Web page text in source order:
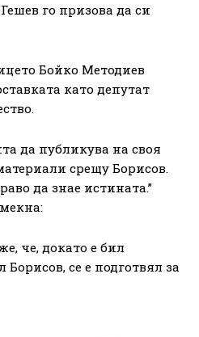
го призова да си
Бойко Методиев
като депутат
да публикува на своя
срещу Борисов.
да знае истината.”
че, докато е бил
се е подготвял за